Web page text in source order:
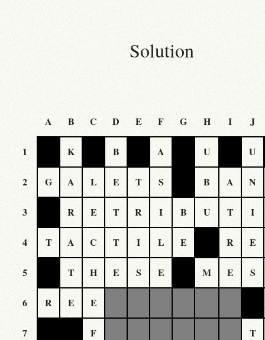
Solution
A B C D E F G H I J
1 K B A U U
2 G A L E T S B A N
3 R E T R I B U T I
4 T A C T I L E R E
5 T H E S E M E S
6 R E E
7 F T